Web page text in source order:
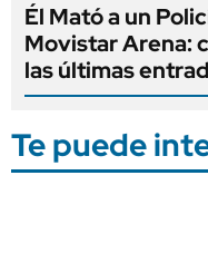
Él Mató a un
Movistar Arena:
las últimas
Te puede